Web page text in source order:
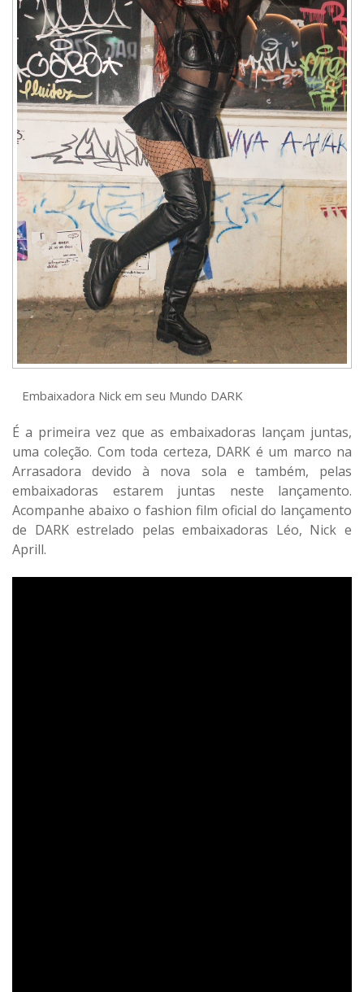
Embaixadora Nick em seu Mundo DARK
É a primeira vez que as embaixadoras lançam juntas,
uma coleção. Com toda certeza, DARK é um marco na
Arrasadora devido à nova sola e também, pelas
embaixadoras estarem juntas neste lançamento.
Acompanhe abaixo o fashion film oficial do lançamento
de DARK estrelado pelas embaixadoras Léo, Nick e
Aprill.